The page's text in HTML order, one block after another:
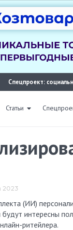
Спецпроект:
Статьи
2023
интересны
ритейлера.